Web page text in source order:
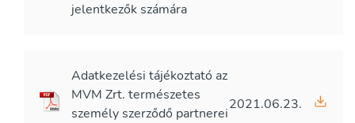
jelentkezők számára
Adatkezelési tájékoztató az
MVM Zrt. természetes
személy szerződő partnerei
2021.06.23.